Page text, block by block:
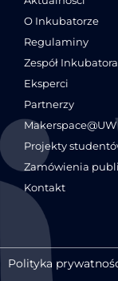
O Inkubatorze
Regulaminy
Zespół Inkubatora
Eksperci
Partnerzy
Makerspace@UW
Projekty
Zamówienia
Kontakt
Polityka